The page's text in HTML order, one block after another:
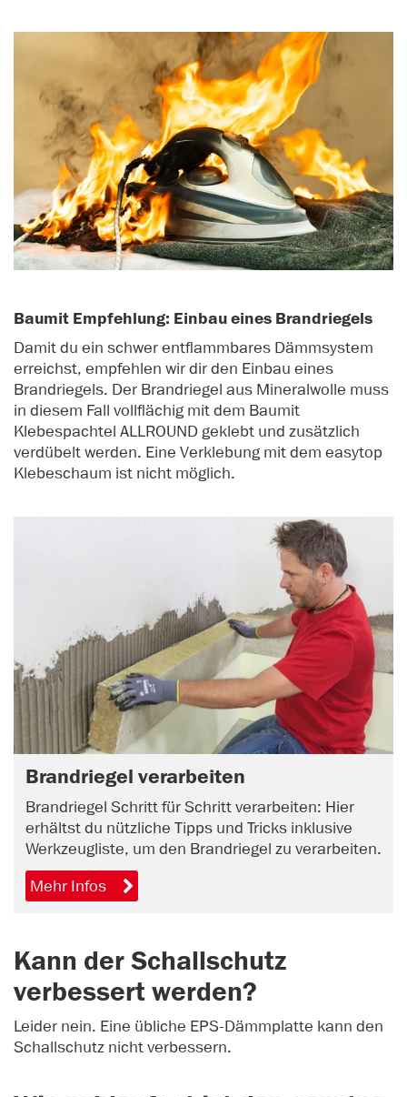
Baumit Empfehlung: Einbau eines Brandriegels
Damit du ein schwer entflammbares Dämmsystem
erreichst, empfehlen wir dir den Einbau eines
Brandriegels. Der Brandriegel aus Mineralwolle muss
in diesem Fall vollflächig mit dem Baumit
Klebespachtel ALLROUND geklebt und zusätzlich
verdübelt werden. Eine Verklebung mit dem easytop
Klebeschaum ist nicht möglich.
Brandriegel verarbeiten
Brandriegel Schritt für Schritt verarbeiten: Hier
erhältst du nützliche Tipps und Tricks inklusive
Werkzeugliste, um den Brandriegel zu verarbeiten.
Mehr Infos
Kann der Schallschutz
verbessert werden?
Leider nein. Eine übliche EPS-Dämmplatte kann den
Schallschutz nicht verbessern.